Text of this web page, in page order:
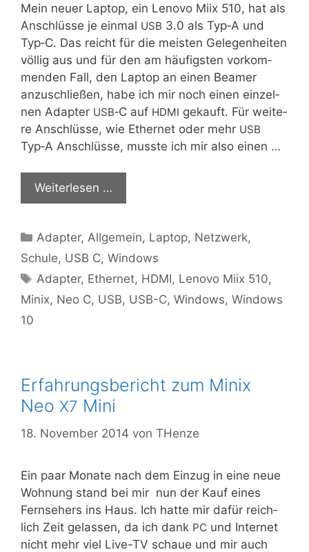
Mein neu­er Lap­top, ein Leno­vo Miix 510, hat als
Anschlüs­se je ein­mal USB 3.0 als Typ‑A und
Typ‑C. Das reicht für die meis­ten Gele­gen­hei­ten
völ­lig aus und für den am häu­figs­ten vor­kom­
men­den Fall, den Lap­top an einen Bea­mer
anzu­schlie­ßen, habe ich mir noch einen ein­zel­
nen Adap­ter USB‑C auf HDMI gekauft. Für wei­te­
re Anschlüs­se, wie Ether­net oder mehr USB
Typ‑A Anschlüs­se, muss­te ich mir also einen …
Wei­ter­le­sen …
Kategorien
Adapter,Allgemein, Laptop, Netzwerk,
Schule, USB C, Windows
Schlagwörter
Adapter, Ethernet, HDMI, Lenovo Miix 510,
Minix, Neo C, USB, USB-C, Windows, Windows
10
Erfahrungsbericht zum Minix
Neo X7 Mini
18. November 2014 von THenze
Ein paar Mona­te nach dem Ein­zug in eine neue
Woh­nung stand bei mir nun der Kauf eines
Fern­se­hers ins Haus. Ich hat­te mir dafür reich­
lich Zeit gelas­sen, da ich dank PC und Inter­net
nicht mehr viel Live-TV schaue und mir auch